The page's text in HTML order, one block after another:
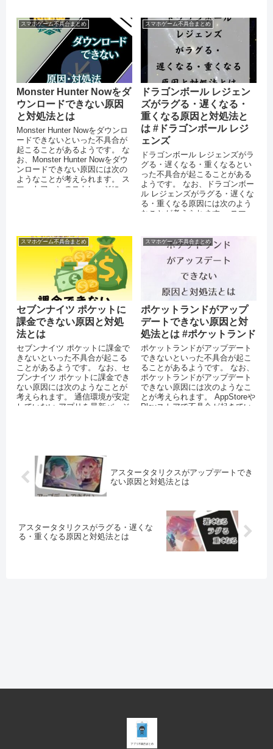
スマホゲーム不具合まとめ
Monster Hunter Nowをダ
ウンロードできない原因
と対処法とは
Monster Hunter Nowをダウンロ
ードできないといった不具合が
起こることがあるようです。 な
お、Monster Hunter Nowをダウ
ンロードできない原因には次の
ようなことが考えられます。 ス
マートフォンのストレージに
スマホゲーム不具合まとめ
ドラゴンボール レジェン
ズがラグる・遅くなる・
重くなる原因と対処法と
は #ドラゴンボール レジ
ェンズ
ドラゴンボール レジェンズがラ
グる・遅くなる・重くなるとい
った不具合が起こることがある
ようです。 なお、ドラゴンボー
ル レジェンズがラグる・遅くな
る・重くなる原因には次のよう
なことが考えられます。 スマー
スマホゲーム不具合まとめ
セブンナイツ ポケットに
課金できない原因と対処
法とは
セブンナイツ ポケットに課金で
きないといった不具合が起こる
ことがあるようです。 なお、セ
ブンナイツ ポケットに課金でき
ない原因には次のようなことが
考えられます。 通信環境が安定
していない アプリを最新バージ
スマホゲーム不具合まとめ
ポケットランドがアップ
デートできない原因と対
処法とは #ポケットランド
ポケットランドがアップデート
できないといった不具合が起こ
ることがあるようです。 なお、
ポケットランドがアップデート
できない原因には次のようなこ
とが考えられます。 AppStoreや
Playストアで不具合が起きてい
アスタータタリクスがアップデートでき
ない原因と対処法とは
アスタータタリクスがラグる・遅くな
る・重くなる原因と対処法とは